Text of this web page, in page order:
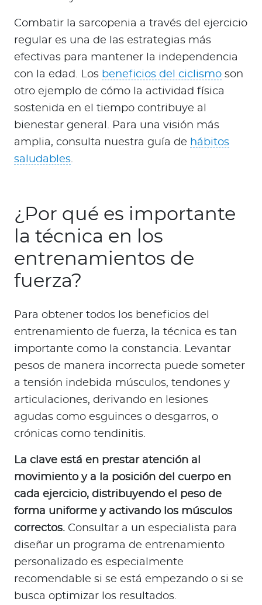
Combatir la sarcopenia a través del ejercicio
regular es una de las estrategias más
efectivas para mantener la independencia
con la edad. Los beneficios del ciclismo son
otro ejemplo de cómo la actividad física
sostenida en el tiempo contribuye al
bienestar general. Para una visión más
amplia, consulta nuestra guía de hábitos
saludables.
¿Por qué es importante
la técnica en los
entrenamientos de
fuerza?
Para obtener todos los beneficios del
entrenamiento de fuerza, la técnica es tan
importante como la constancia. Levantar
pesos de manera incorrecta puede someter
a tensión indebida músculos, tendones y
articulaciones, derivando en lesiones
agudas como esguinces o desgarros, o
crónicas como tendinitis.
La clave está en prestar atención al
movimiento y a la posición del cuerpo en
cada ejercicio, distribuyendo el peso de
forma uniforme y activando los músculos
correctos. Consultar a un especialista para
diseñar un programa de entrenamiento
personalizado es especialmente
recomendable si se está empezando o si se
busca optimizar los resultados.